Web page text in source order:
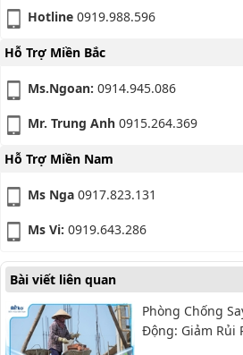
Hotline 0919.988.596
Hỗ Trợ Miền Bắc
Ms.Ngoan: 0914.945.086
Mr. Trung Anh 0915.264.369
Hỗ Trợ Miền Nam
Ms Nga 0917.823.131
Ms Vi: 0919.643.286
Bài viết liên quan
Phòng Chống
Động: Giảm Rủi